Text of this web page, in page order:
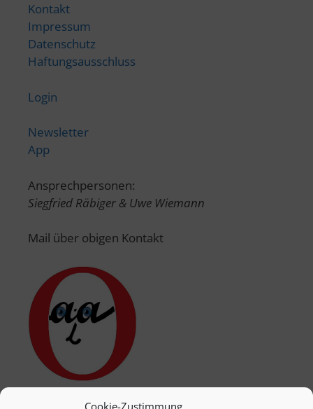
Cookie-Zustimmung
Kontakt
Impressum
Datenschutz
Haftungsausschluss
Login
Newsletter
App
Ansprechpersonen:
Siegfried Räbiger & Uwe Wiemann
Mail über obigen Kontakt